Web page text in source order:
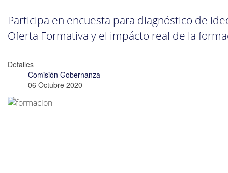
Participa en encuesta para diagnóstico de
Oferta Formativa y el impácto real de la
Detalles
Comisión Gobernanza
06 Octubre 2020